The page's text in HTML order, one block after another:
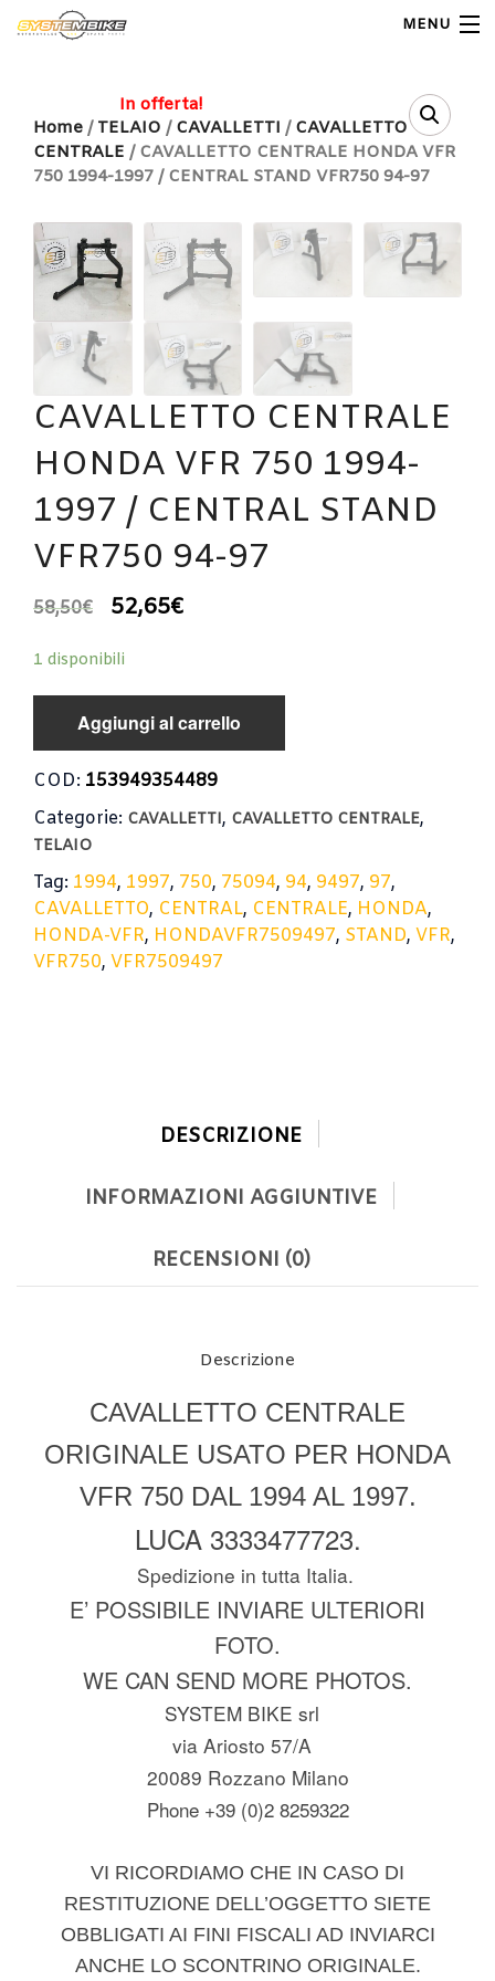
MENU
Home
Shop Ricambi
Note Generali
Carrello
Contatti
Home / TELAIO / CAVALLETTI / CAVALLETTO
CENTRALE / CAVALLETTO CENTRALE HONDA VFR
750 1994-1997 / CENTRAL STAND VFR750 94-97
In offerta!
CAVALLETTO CENTRALE
HONDA VFR 750 1994-
1997 / CENTRAL STAND
VFR750 94-97
58,50€ 52,65€
1 disponibili
Aggiungi al carrello
COD: 153949354489
Categorie: CAVALLETTI, CAVALLETTO CENTRALE,
TELAIO
Tag: 1994, 1997, 750, 75094, 94, 9497, 97,
CAVALLETTO, CENTRAL, CENTRALE, HONDA,
HONDA-VFR, HONDAVFR7509497, STAND, VFR,
VFR750, VFR7509497
DESCRIZIONE
INFORMAZIONI AGGIUNTIVE
RECENSIONI (0)
Descrizione
CAVALLETTO CENTRALE
ORIGINALE USATO PER HONDA
VFR 750 DAL 1994 AL 1997.
LUCA 3333477723.
Spedizione in tutta Italia.
E’ POSSIBILE INVIARE ULTERIORI
FOTO.
WE CAN SEND MORE PHOTOS.
SYSTEM BIKE srl
via Ariosto 57/A
20089 Rozzano Milano
Phone +39 (0)2 8259322
VI RICORDIAMO CHE IN CASO DI
RESTITUZIONE DELL’OGGETTO SIETE
OBBLIGATI AI FINI FISCALI AD INVIARCI
ANCHE LO SCONTRINO ORIGINALE.